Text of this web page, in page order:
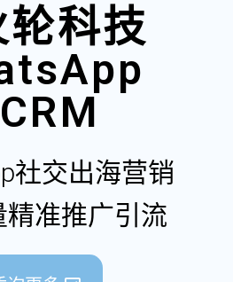
轮科技
社交出海营销
精准推广引流